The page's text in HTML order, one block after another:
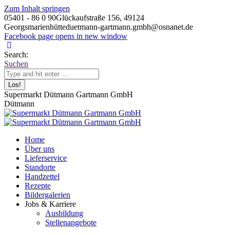
Zum Inhalt springen
05401 - 86 0 90Glückaufstraße 156, 49124
Georgsmarienhütteduetmann-gartmann.gmbh@osnanet.de
Facebook page opens in new window
Search:
Suchen
Supermarkt Dütmann Gartmann GmbH
Dütmann
Home
Über uns
Lieferservice
Standorte
Handzettel
Rezepte
Bildergalerien
Jobs & Karriere
Ausbildung
Stellenangebote